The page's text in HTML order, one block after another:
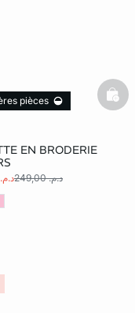
EN BRODERIE
د.م. 124,00 د.م. 249,00
pièces